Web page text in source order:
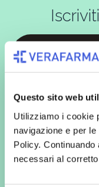
Questo sito web
Utilizziamo i cookie
navigazione e per
Policy.
necessari al
espressamente al
commerciali da parte di
marketing (con modalità
con inviti e
es. posta cartacea)